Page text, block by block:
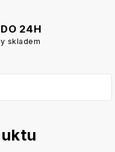
24H
skladem